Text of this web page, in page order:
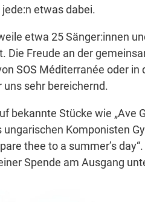
etwas dabei.
etwa 25 Sänger:innen
Die Freude an der
SOS Méditerranée oder
sehr bereichernd.
bekannte Stücke wie „Ave
ungarischen Komponisten
thee to a summer’s day“.
Spende am Ausgang